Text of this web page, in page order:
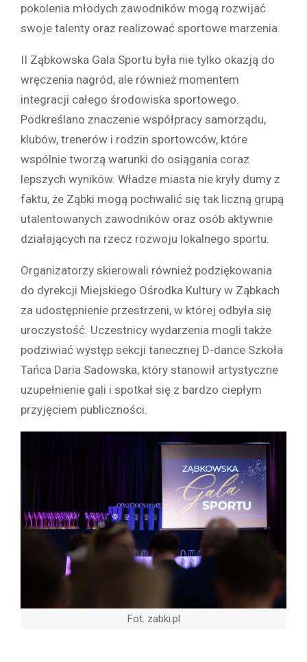
pokolenia młodych zawodników mogą rozwijać
swoje talenty oraz realizować sportowe marzenia.
II Ząbkowska Gala Sportu była nie tylko okazją do
wręczenia nagród, ale również momentem
integracji całego środowiska sportowego.
Podkreślano znaczenie współpracy samorządu,
klubów, trenerów i rodzin sportowców, które
wspólnie tworzą warunki do osiągania coraz
lepszych wyników. Władze miasta nie kryły dumy z
faktu, że Ząbki mogą pochwalić się tak liczną grupą
utalentowanych zawodników oraz osób aktywnie
działających na rzecz rozwoju lokalnego sportu.
Organizatorzy skierowali również podziękowania
do dyrekcji Miejskiego Ośrodka Kultury w Ząbkach
za udostępnienie przestrzeni, w której odbyła się
uroczystość. Uczestnicy wydarzenia mogli także
podziwiać występ sekcji tanecznej D-dance Szkoła
Tańca Daria Sadowska, który stanowił artystyczne
uzupełnienie gali i spotkał się z bardzo ciepłym
przyjęciem publiczności.
Fot. zabki.pl